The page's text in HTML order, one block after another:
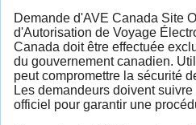
Demande d'AVE Canada Site
d'Autorisation de Voyage
Canada doit être effectuée
du gouvernement canadien.
peut compromettre la sécurité
Les demandeurs doivent
officiel pour garantir une